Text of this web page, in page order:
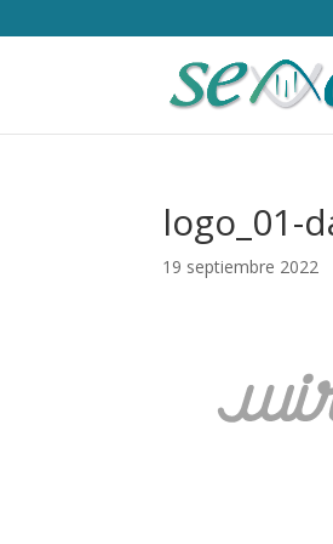
logo_01-
19 septiembre 2022